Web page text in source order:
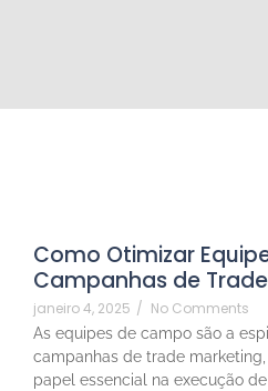
Como Otimizar
Campanhas de
janeiro 4, 2025 / No Comments
As equipes de campo são a
campanhas de trade
papel essencial na execução